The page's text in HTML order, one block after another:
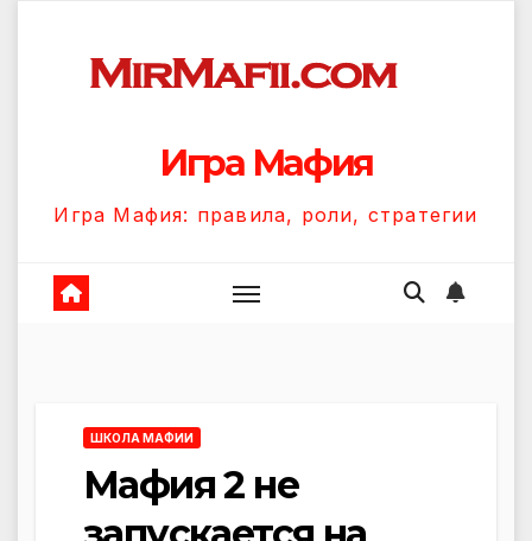
содержанию
Игра Мафия
Игра Мафия: правила, роли, стратегии
ШКОЛА МАФИИ
Мафия 2 не